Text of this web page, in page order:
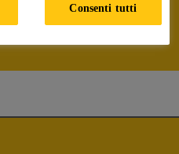
aiutarti?
Consenti tutti